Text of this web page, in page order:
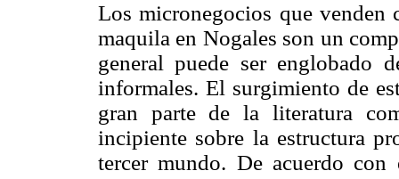
Los micronegocios que venden
maquila en Nogales son un
general puede ser englobado
informales. El surgimiento de
gran parte de la literatura
incipiente sobre la estructura
tercer mundo. De acuerdo